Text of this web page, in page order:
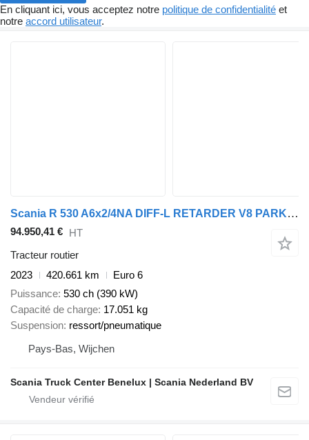
En cliquant ici, vous acceptez notre politique de confidentialité et
notre accord utilisateur.
Scania R 530 A6x2/4NA DIFF-L RETARDER V8 PARK AIRCO ACC
94.950,41 € HT
Tracteur routier
2023
420.661 km
Euro 6
Puissance 530 ch (390 kW)
Capacité de charge 17.051 kg
Suspension ressort/pneumatique
Pays-Bas, Wijchen
Scania Truck Center Benelux | Scania Nederland BV